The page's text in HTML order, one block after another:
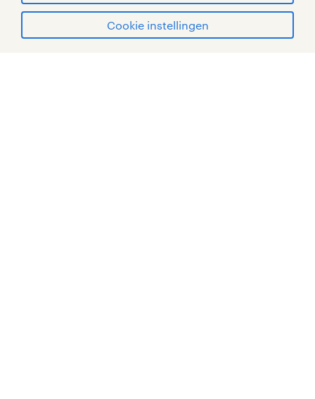
Cookie instellingen